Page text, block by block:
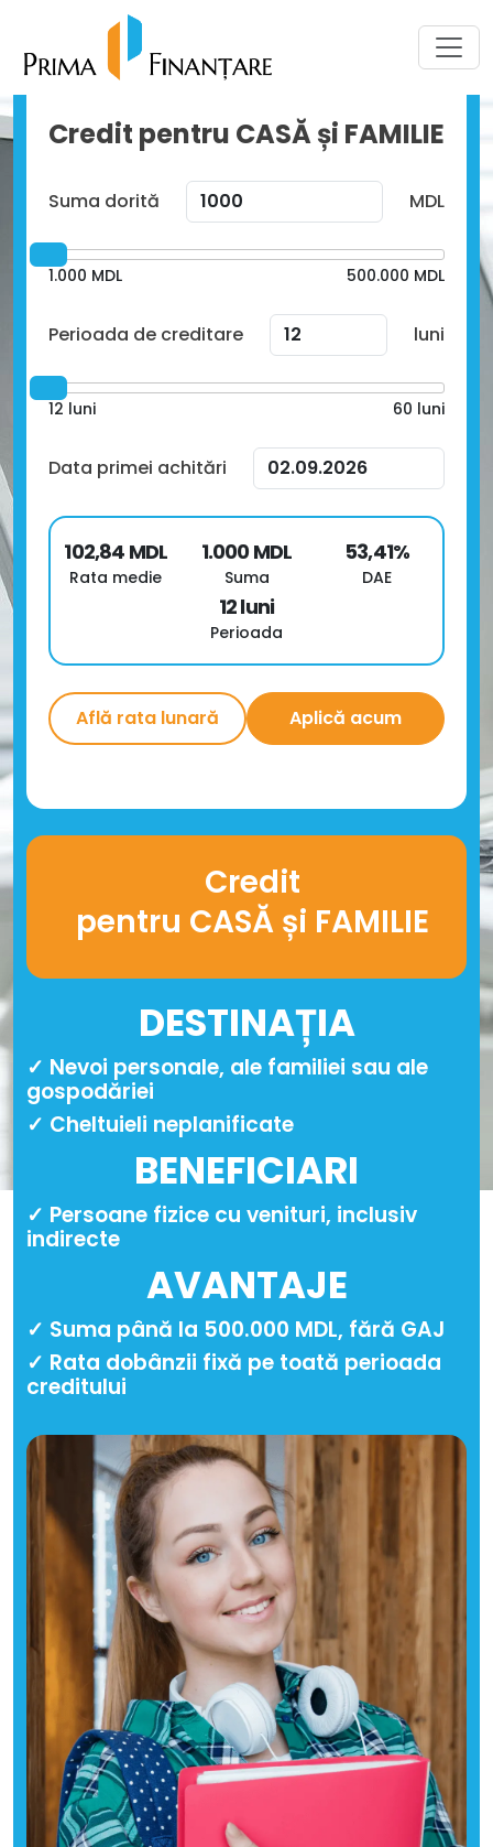
Credit
pentru CASĂ și FAMILIE
DESTINAȚIA
✓ Nevoi personale, ale familiei sau ale
gospodăriei
✓ Cheltuieli neplanificate
BENEFICIARI
✓ Persoane fizice cu venituri, inclusiv
indirecte
AVANTAJE
✓ Suma până la 500.000 MDL, fără GAJ
✓ Rata dobânzii fixă pe toată perioada
creditului
Credit pentru CASĂ și FAMILIE
Suma dorită MDL
1.000 MDL 500.000 MDL
Perioada de creditare luni
12 luni 60 luni
Data primei achitări
102,84 MDL
Rata medie
1.000MDL
Suma
53,41%
DAE
12luni
Perioada
Află rata lunară Aplică acum